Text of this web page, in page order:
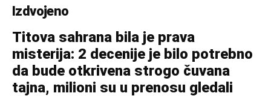
Izdvojeno
Titova sahrana bila je prava
misterija: 2 decenije je bilo potrebno
da bude otkrivena strogo čuvana
tajna, milioni su u prenosu gledali